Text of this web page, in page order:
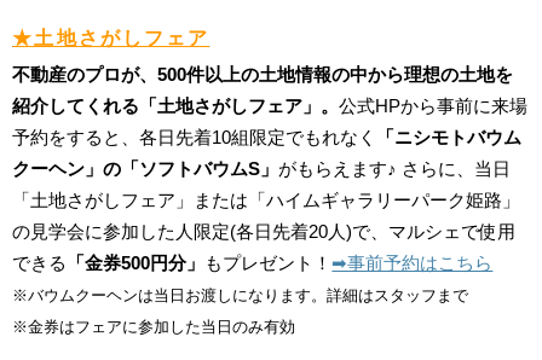
★土地さがしフェア
不動産のプロが、500件以上の土地情報の中から理想の土地を
紹介してくれる「土地さがしフェア」。公式HPから事前に来場
予約をすると、各日先着10組限定でもれなく
「ニシモトバウム
クーヘン」の「ソフトバウムS」 がもらえます♪ さらに、当日
「土地さがしフェア」または「ハイムギャラリーパーク姫路」
の見学会に参加した人限定(各日先着20人)で、マルシェで使用
できる
「金券500円分」 もプレゼント！➡︎事前予約はこちら
※バウムクーヘンは当日お渡しになります。詳細はスタッフまで
※金券はフェアに参加した当日のみ有効